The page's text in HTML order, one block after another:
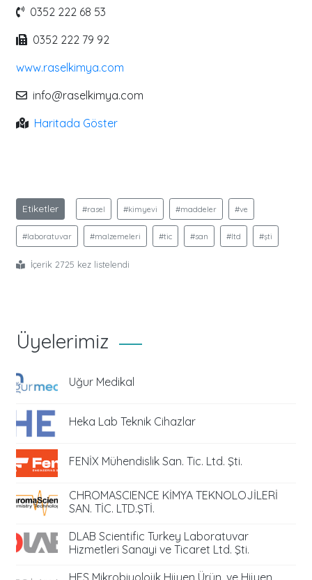
0352 222 68 53
0352 222 79 92
www.raselkimya.com
info@raselkimya.com
Haritada Göster
Etiketler #rasel #kimyevi #maddeler #ve
#laboratuvar #malzemeleri #tic #san #ltd #şti
İçerik 2725 kez listelendi
Üyelerimiz
Uğur Medikal
Heka Lab Teknik Cihazlar
FENİX Mühendislik San. Tic. Ltd. Şti.
CHROMASCIENCE KİMYA TEKNOLOJİLERİ
SAN. TİC. LTD.ŞTİ.
DLAB Scientific Turkey Laboratuvar
Hizmetleri Sanayi ve Ticaret Ltd. Şti.
HFS Mikrobiyolojik Hijyen Ürün. ve Hijyen